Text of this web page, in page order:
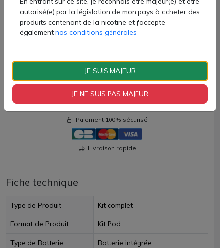
1 cartouche Luxe Q en 0.60ohm
1 cartouche Luxe Q en 1.0ohm
1 câble USB-C
1 manuel d'utilisation
AJOUTER À MON PANIER
Paiement 100% sécurisé
Livraison rapide
Fiche technique
Type de Produit Kit complet
Format de Produit Kit Pod
Type de Batterie Batterie intégrée
autorisé(e) par la législation de mon pays à acheter des
produits contenant de la nicotine et j'accepte
également nos conditions générales
JE SUIS MAJEUR
JE NE SUIS PAS MAJEUR